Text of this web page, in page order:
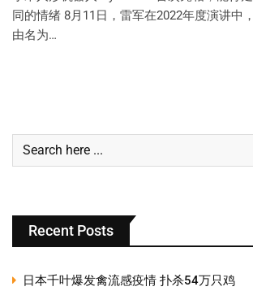
同的情绪 8月11日，雷军在2022年度演讲中
由名为…
Recent Posts
日本千叶爆发禽流感疫情 扑杀54万只鸡